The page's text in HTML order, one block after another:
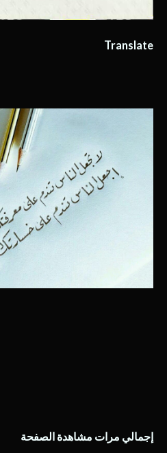
Translate
إجمالي مرات مشاهدة الصفحة